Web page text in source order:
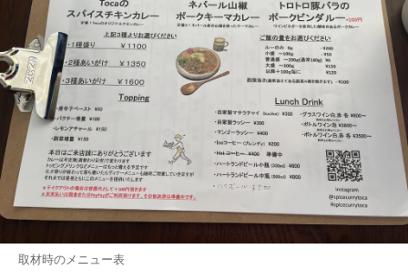
取材時のメニュー表